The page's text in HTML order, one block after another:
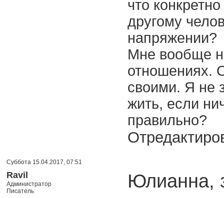
что
другому
напряжении?
Мне вообще
отношениях.
своими. Я не
жить, если
правильно?
Суббота 15.04.2017, 07:51
Ravil
Администратор
Писатель
Юлианна,